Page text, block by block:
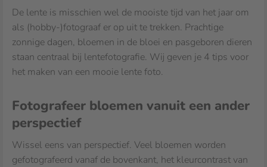
De lente is misschien wel de mooiste tijd van het jaar om
als (hobby-)fotograaf er op uit te trekken. Prachtige
zonnige dagen, bloemen in de bloei en pasgeboren dieren
staan centraal bij lentefotografie. Wij geven je 4 tips voor
het maken van een mooie lente foto.
Fotografeer bloemen vanuit een ander
perspectief
Wissel eens van perspectief. Veel bloemen worden
gefotografeerd vanaf de bovenkant, het kleurcontrast van